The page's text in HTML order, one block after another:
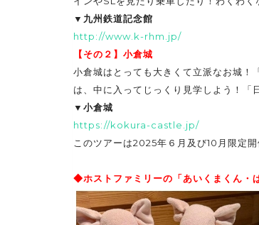
▼九州鉄道記念館
http://www.k-rhm.jp/
【その２】小倉城
小倉城はとっても大きくて立派なお城！
は、中に入ってじっくり見学しよう！「
▼小倉城
https://kokura-castle.jp/
このツアーは2025年６月及び10月限定開
◆ホストファミリーの「あいくまくん・